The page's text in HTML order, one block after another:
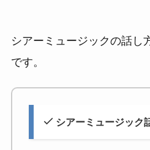
シアーミュージックの話し
です。
シアーミュージック